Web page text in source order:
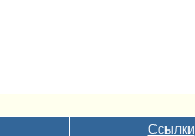
Ссылки